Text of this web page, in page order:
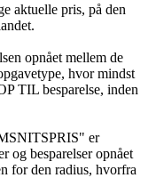
aktuelle pris, på den
opnået mellem de
hvor mindst
TIL besparelse, inden
er
og besparelser opnået
for den radius, hvorfra